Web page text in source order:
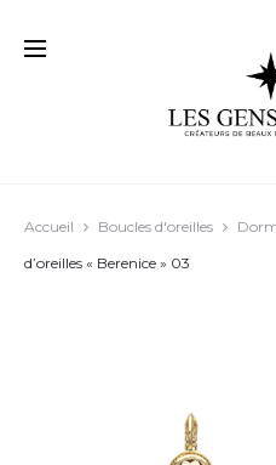
Accueil Boucles d'oreilles
d’oreilles « Berenice » 03